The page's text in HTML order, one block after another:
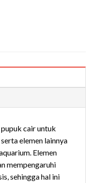
cair untuk
elemen lainnya
Elemen
mempengaruhi
sehingga hal ini